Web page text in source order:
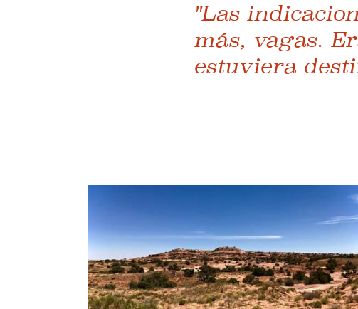
"Las
más, vagas.
estuviera